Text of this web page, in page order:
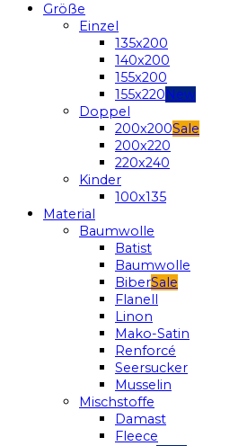
Größe
Einzel
135x200
140x200
155x200
155x220
Doppel
200x200
200x220
220x240
Kinder
100x135
Material
Baumwolle
Batist
Baumwolle
Biber
Flanell
Linon
Mako-Satin
Renforcé
Seersucker
Musselin
Mischstoffe
Damast
Fleece